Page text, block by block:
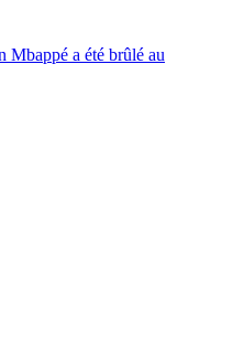
Mbappé a été brûlé au